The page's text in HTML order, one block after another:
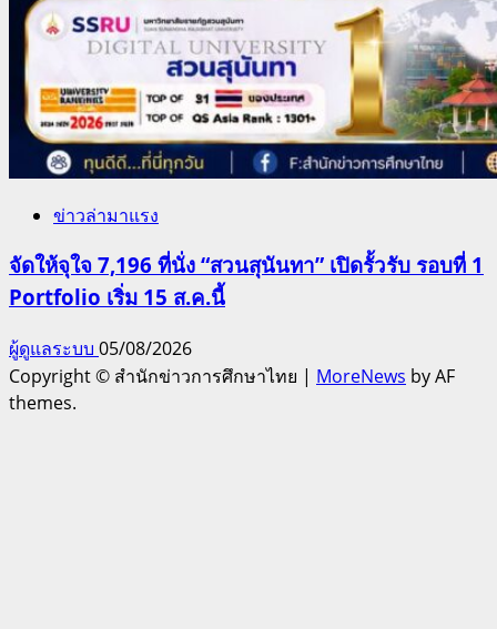
ข่าวล่ามาแรง
จัดให้จุใจ 7,196 ที่นั่ง “สวนสุนันทา” เปิดรั้วรับ รอบที่ 1
Portfolio เริ่ม 15 ส.ค.นี้
ผู้ดูแลระบบ 05/08/2026
Copyright © สำนักข่าวการศึกษาไทย | MoreNews by AF
themes.